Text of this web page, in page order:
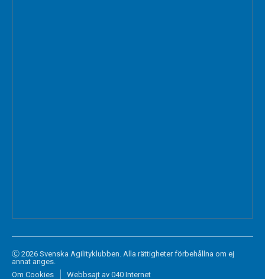
Ⓒ 2026 Svenska Agilityklubben. Alla rättigheter förbehållna om ej
annat anges.
Om Cookies
Webbsajt av 040 Internet